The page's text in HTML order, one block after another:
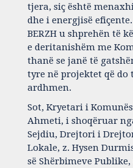
tjera, siç është
dhe i energjisë
BERZH u shprehën të
e deritanishëm me
thanë se janë të
tyre në projektet që do
ardhmen.
Sot, K​ryetari i
Ahmeti, i shoqëruar
Sejdiu, ​D​rejtori i
Lokale, z. Hysen
së Shërbimeve